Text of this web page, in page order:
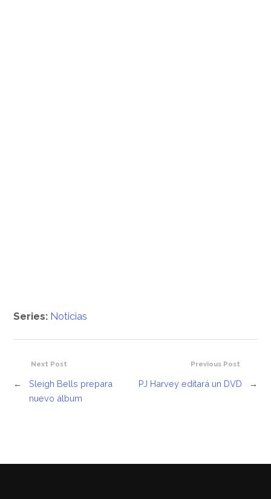
Series: Noticias
Previous Post
PJ Harvey editará un DVD →
Next Post
←
Sleigh Bells prepara
nuevo álbum